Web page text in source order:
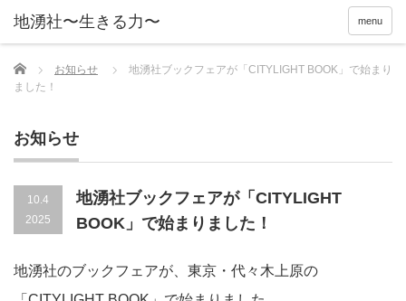
menu
Home お知らせ
地湧社ブックフェアが「CITYLIGHT BOOK」で始まり
ました！
お知らせ
10.4
2025
地湧社ブックフェアが「CITYLIGHT
BOOK」で始まりました！
地湧社のブックフェアが、東京・代々木上原の